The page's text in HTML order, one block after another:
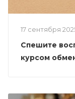
17 сентября
Спешите
курсом